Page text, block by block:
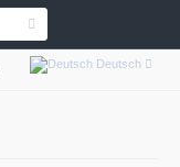
Deutsch